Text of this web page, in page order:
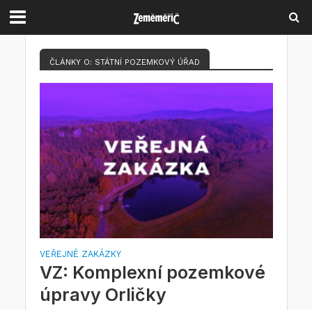
ČLÁNKY O: STÁTNÍ POZEMKOVÝ ÚŘAD
VEŘEJNÉ ZAKÁZKY
VZ: Komplexní pozemkové
úpravy Orličky